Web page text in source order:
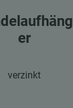
er
verzinkt